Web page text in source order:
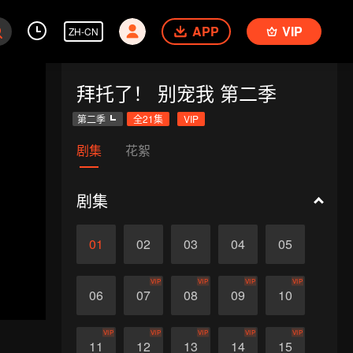
ZH-CN APP VIP
拜托了！ 别宠我 第二季
第二季 全21集 VIP
剧集 花絮
剧集
01 02 03 04 05
06 07
VIP
08
VIP
09
VIP
10
VIP
11
VIP
12
VIP
13
VIP
14
VIP
15
VIP